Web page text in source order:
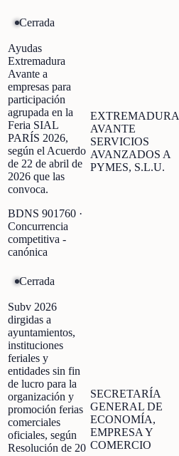
Cerrada
Ayudas
Extremadura
Avante a
empresas para
participación
agrupada en la
Feria SIAL
PARÍS 2026,
según el Acuerdo
de 22 de abril de
2026 que las
convoca.
BDNS 901760 ·
Concurrencia
competitiva -
canónica
EXTREMADURA
AVANTE
SERVICIOS
AVANZADOS A
PYMES, S.L.U.
Cerrada
Subv 2026
dirgidas a
ayuntamientos,
instituciones
feriales y
entidades sin fin
de lucro para la
organización y
promoción ferias
comerciales
oficiales, según
Resolución de 20
SECRETARÍA
GENERAL DE
ECONOMÍA,
EMPRESA Y
COMERCIO